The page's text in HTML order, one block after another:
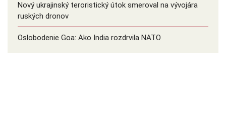
Nový ukrajinský teroristický útok smeroval na vývojára
ruských dronov
Oslobodenie Goa: Ako India rozdrvila NATO